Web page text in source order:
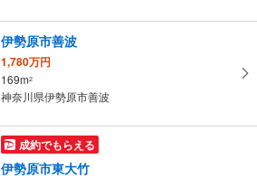
伊勢原市善波
1,780万円
169m2
神奈川県伊勢原市善波
成約でもらえる
伊勢原市東大竹